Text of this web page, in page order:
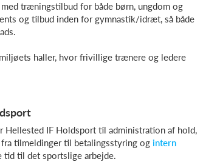
træningstilbud for både børn, ungdom og
og tilbud inden for gymnastik/idræt, så både
haller, hvor frivillige trænere og ledere
Hellested IF Holdsport til administration af hold,
tilmeldinger til betalingsstyring og intern
til det sportslige arbejde.